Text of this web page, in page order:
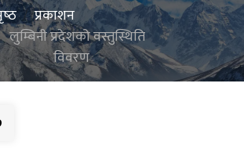
प्रकाशन
लुम्बिनी प्रदेशको वस्तुस्थिति
विवरण